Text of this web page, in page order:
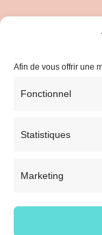
Afin de vous offrir une
Fonctionnel
Statistiques
Marketing
C.G.V. et
Politique de